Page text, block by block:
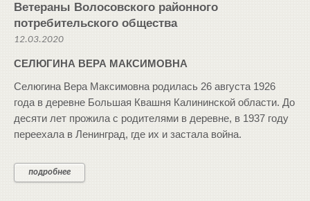
Ветераны Волосовского районного
потребительского общества
12.03.2020
СЕЛЮГИНА ВЕРА МАКСИМОВНА
Селюгина Вера Максимовна родилась 26 августа 1926
года в деревне Большая Квашня Калининской области. До
десяти лет прожила с родителями в деревне, в 1937 году
переехала в Ленинград, где их и застала война.
подробнее